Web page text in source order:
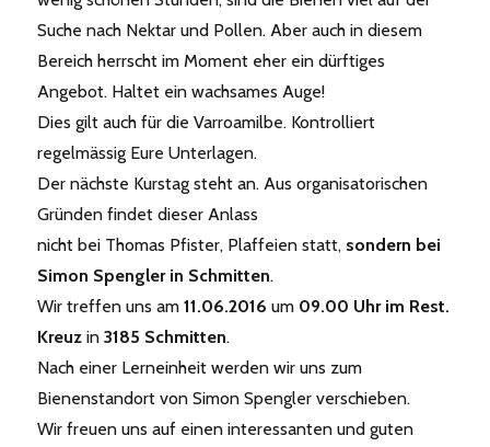
Suche nach Nektar und Pollen. Aber auch in diesem
Bereich herrscht im Moment eher ein dürftiges
Angebot. Haltet ein wachsames Auge!
Dies gilt auch für die Varroamilbe. Kontrolliert
regelmässig Eure Unterlagen.
Der nächste Kurstag steht an. Aus organisatorischen
Gründen findet dieser Anlass
nicht bei Thomas Pfister, Plaffeien statt, sondern bei
Simon Spengler in Schmitten.
Wir treffen uns am 11.06.2016 um 09.00 Uhr im Rest.
Kreuz in 3185 Schmitten.
Nach einer Lerneinheit werden wir uns zum
Bienenstandort von Simon Spengler verschieben.
Wir freuen uns auf einen interessanten und guten